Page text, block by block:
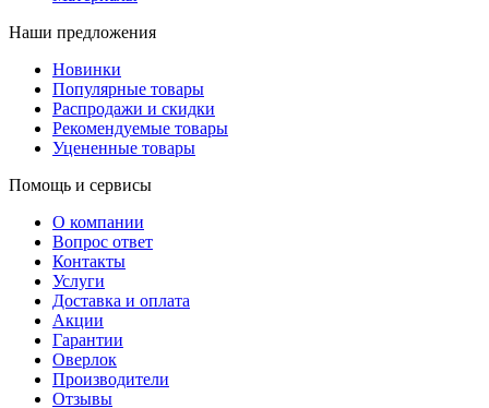
Наши предложения
Новинки
Популярные товары
Распродажи и скидки
Рекомендуемые товары
Уцененные товары
Помощь и сервисы
О компании
Вопрос ответ
Контакты
Услуги
Доставка и оплата
Акции
Гарантии
Оверлок
Производители
Отзывы